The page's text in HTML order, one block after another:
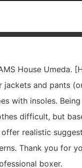
House Umeda.
jackets and pants
with insoles.
difficult, but
realistic
Thank you for
boxer.